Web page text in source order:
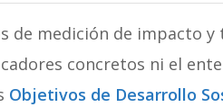
de medición de impacto
concretos ni el
Objetivos de Desarrollo